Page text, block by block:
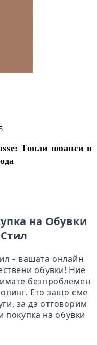
Топли нюанси в
на Обувки
– вашата онлайн
обувки! Ние
безпроблемен
Ето защо сме
за да отговорим
покупка на обувки